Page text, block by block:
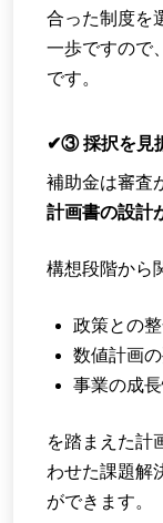
合った制度を
一歩ですので
です。
✔③ 採択を見
補助金は審査
計画書の設計
構想段階から
政策との
数値計画
事業の成
を踏まえた計
わせた課題解
ができます。